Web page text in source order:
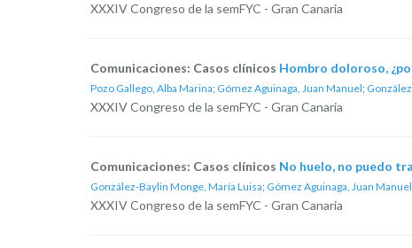
XXXIV Congreso de la semFYC - Gran Canaria
Comunicaciones: Casos clínicos Hombro doloroso,
Pozo Gallego, Alba Marina; Gómez Aguinaga, Juan Manuel;
XXXIV Congreso de la semFYC - Gran Canaria
Comunicaciones: Casos clínicos No huelo, no puedo
González-Baylin Monge, María Luisa; Gómez Aguinaga, Juan Manuel
XXXIV Congreso de la semFYC - Gran Canaria